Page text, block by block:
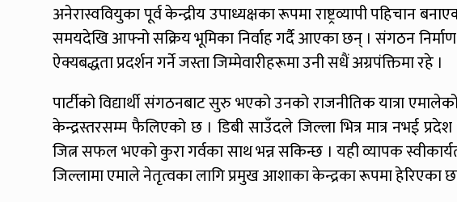
अनेरास्ववियुका पूर्व केन्द्रीय उपाध्यक्षका रूपमा राष्ट्रव्यापी पहिचान
समयदेखि आफ्नो सक्रिय भूमिका निर्वाह गर्दै आएका छन् । संगठन
ऐक्यबद्धता प्रदर्शन गर्ने जस्ता जिम्मेवारीहरूमा उनी सधैं अग्रपंक्तिमा रहे ।
पार्टीको विद्यार्थी संगठनबाट सुरु भएको उनको राजनीतिक यात्रा
केन्द्रस्तरसम्म फैलिएको छ । डिबी साउँदले जिल्ला भित्र मात्र नभई
जित्न सफल भएको कुरा गर्वका साथ भन्न सकिन्छ । यही व्यापक
जिल्लामा एमाले नेतृत्वका लागि प्रमुख आशाका केन्द्रका रूपमा हेरिएका